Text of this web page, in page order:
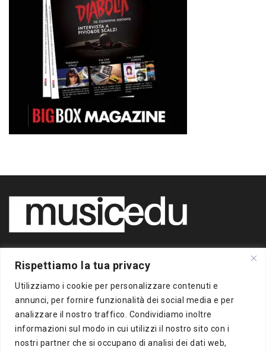
Rispettiamo la tua privacy
Utilizziamo i cookie per personalizzare contenuti e
annunci, per fornire funzionalità dei social media e per
analizzare il nostro traffico. Condividiamo inoltre
informazioni sul modo in cui utilizzi il nostro sito con i
nostri partner che si occupano di analisi dei dati web,
di Piero Chianura
P.IVA 12412930963
Tutti i diritti riservati
Musiceduè un supplemento online della freepress BigBox
Autorizzazione presso il Tribunale di Milano n.383 del